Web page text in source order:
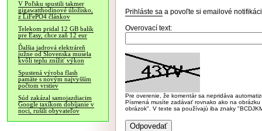
V Poľsku spustili takmer
gigawatthodinové úložisko,
z LiFePO4 článkov
Telekom pridal 12 GB balík
pre Easy, chce zaň 12 eur
Ďalšia jadrová elektráreň
južne od Slovenska musela
kvôli teplu znížiť výkon
Spustená výroba flash
pamäte s novým najvyšším
počtom vrstiev
Súd zakázal samojazdiacim
Google taxíkom dobíjanie v
noci, rušili obyvateľov
Prihláste sa a povoľte si emailové
Overovací text:
Pre overenie, že komentár sa nepridáva
Písmená musíte zadávať rovnako ako na
obrázok". V texte sa používajú iba znaky